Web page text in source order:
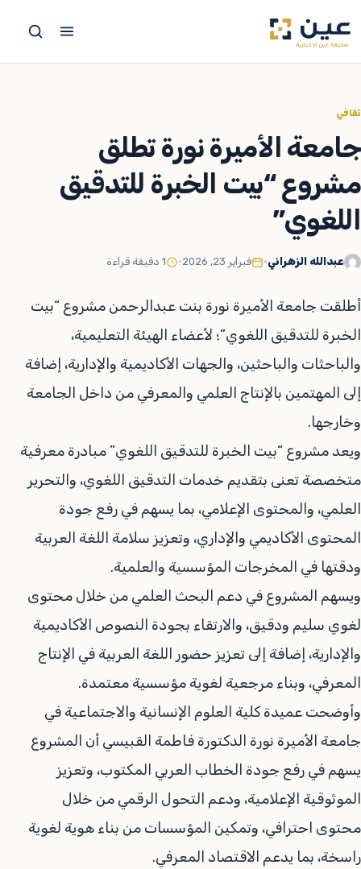
إلى
ثقافي
جامعة الأميرة نورة تطلق
مشروع “بيت الخبرة للتدقيق
اللغوي”
عبدالله الزهراني• فبراير 23, 2026 • 1 دقيقة قراءة
أطلقت جامعة الأميرة نورة بنت عبدالرحمن مشروع “بيت
الخبرة للتدقيق اللغوي”؛ لأعضاء الهيئة التعليمية،
والباحثات والباحثين، والجهات الأكاديمية والإدارية، إضافة
إلى المهتمين بالإنتاج العلمي والمعرفي من داخل الجامعة
وخارجها.
ويعد مشروع “بيت الخبرة للتدقيق اللغوي” مبادرة معرفية
متخصصة تعنى بتقديم خدمات التدقيق اللغوي، والتحرير
العلمي، والمحتوى الإعلامي، بما يسهم في رفع جودة
المحتوى الأكاديمي والإداري، وتعزيز سلامة اللغة العربية
ودقتها في المخرجات المؤسسية والعلمية.
ويسهم المشروع في دعم البحث العلمي من خلال محتوى
لغوي سليم ودقيق، والارتقاء بجودة النصوص الأكاديمية
والإدارية، إضافة إلى تعزيز حضور اللغة العربية في الإنتاج
المعرفي، وبناء مرجعية لغوية مؤسسية معتمدة.
وأوضحت عميدة كلية العلوم الإنسانية والاجتماعية في
جامعة الأميرة نورة الدكتورة فاطمة القبيسي أن المشروع
يسهم في رفع جودة الخطاب العربي المكتوب، وتعزيز
الموثوقية الإعلامية، ودعم التحول الرقمي من خلال
محتوى احترافي، وتمكين المؤسسات من بناء هوية لغوية
راسخة، بما يدعم الاقتصاد المعرفي.